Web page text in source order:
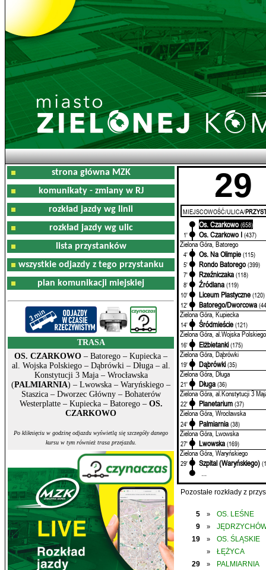
strona główna MZK
komunikaty - zmiany w RJ
rozkład jazdy wg linii
rozkład jazdy wg ulic
lista przystanków
wszystkie odjazdy z tego przystanku
plan komunikacji miejskiej
TRASA
OS. CZARKOWO – Batorego – Kupiecka –
al. Wojska Polskiego – Dąbrówki – Długa – al.
Konstytucji 3 Maja – Wrocławska
(PALMIARNIA) – Lwowska – Waryńskiego –
Staszica – Dworzec Główny – Bohaterów
Westerplatte – Kupiecka – Batorego – OS.
CZARKOWO
Po kliknięciu w godzinę odjazdu wyświetlą się szczegóły danego
kursu w tym również trasa przejazdu.
29
MIEJSCOWOŚĆ/ULICA/
Os. Czarkowo (658)
1'
Os. Czarkowo I (437)
Zielona Góra, Batorego
4' Os. Na Olimpie (115)
5'
Rondo Batorego (399)
7'
Rzeźniczaka (118)
8'
Źródlana (119)
10'
Liceum Plastyczne (120)
12'
Batorego/Dworcowa
Zielona Góra, Kupiecka
14' Śródmieście (121)
Zielona Góra, al.Wojska Polskiego
16' Elżbietanki (175)
Zielona Góra, Dąbrówki
19' Dąbrówki (35)
Zielona Góra, Długa
21' Długa (36)
Zielona Góra, al.Konstytucji 3
22' Planetarium (37)
Zielona Góra, Wrocławska
24' Palmiarnia (38)
Zielona Góra, Lwowska
27' Lwowska (169)
Zielona Góra, Waryńskiego
29' Szpital (Waryńskiego)
Pozostałe rozkłady z
5 »
OS. LEŚNE
9
»
19
» OS. ŚLĄSKIE
»
ŁĘŻYCA
29
»
PALMIARNIA